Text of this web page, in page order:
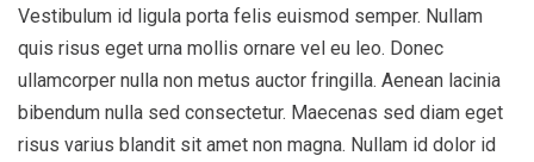
Vestibulum id ligula porta felis euismod semper. Nullam
quis risus eget urna mollis ornare vel eu leo. Donec
ullamcorper nulla non metus auctor fringilla. Aenean lacinia
bibendum nulla sed consectetur. Maecenas sed diam eget
risus varius blandit sit amet non magna. Nullam id dolor id